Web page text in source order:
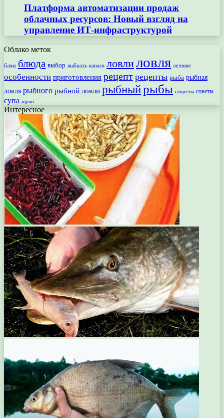
Платформа автоматизации продаж
облачных ресурсов: Новый взгляд на
управление ИТ-инфраструктурой
Облако меток
блюд блюда выбор выбрать карася ловлиловля лучшие
особенности приготовления рецепт рецепты рыба рыбная
ловля рыбного рыбной ловли рыбныйрыбы секреты советы
супа щуки
Интересное